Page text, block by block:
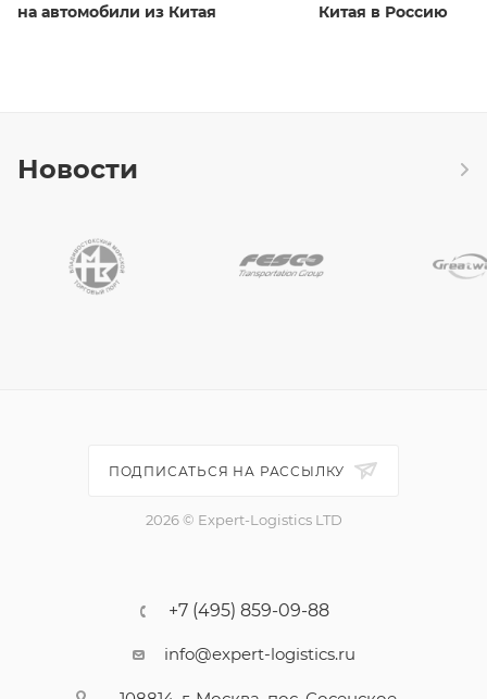
на автомобили из Китая
Китая в Россию
Новости
ПОДПИСАТЬСЯ НА РАССЫЛКУ
2026 © Expert-Logistics LTD
+7 (495) 859-09-88
info@expert-logistics.ru